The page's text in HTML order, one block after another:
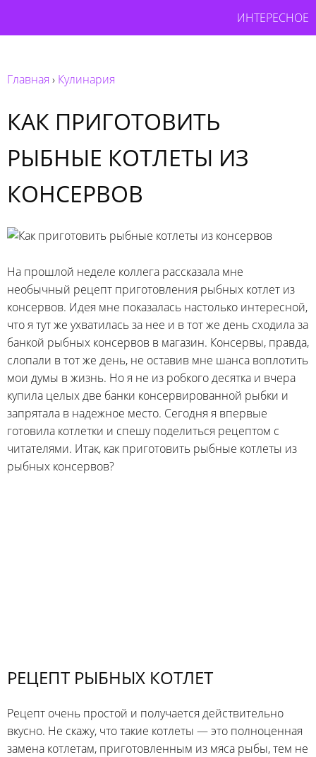
ИНТЕРЕСНОЕ
Главная › Кулинария
КАК ПРИГОТОВИТЬ
РЫБНЫЕ КОТЛЕТЫ ИЗ
КОНСЕРВОВ
На прошлой неделе коллега рассказала мне
необычный рецепт приготовления рыбных котлет из
консервов. Идея мне показалась настолько интересной,
что я тут же ухватилась за нее и в тот же день сходила за
банкой рыбных консервов в магазин. Консервы, правда,
слопали в тот же день, не оставив мне шанса воплотить
мои думы в жизнь. Но я не из робкого десятка и вчера
купила целых две банки консервированной рыбки и
запрятала в надежное место. Сегодня я впервые
готовила котлетки и спешу поделиться рецептом с
читателями. Итак, как приготовить рыбные котлеты из
рыбных консервов?
РЕЦЕПТ РЫБНЫХ КОТЛЕТ
Рецепт очень простой и получается действительно
вкусно. Не скажу, что такие котлеты — это полноценная
замена котлетам, приготовленным из мяса рыбы, тем не